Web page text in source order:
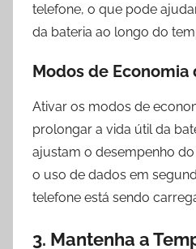
telefone, o que pode
da bateria ao longo do
Modos de Economia
Ativar os modos de
prolongar a vida útil da
ajustam o desempenho
o uso de dados em
telefone está sendo
3. Mantenha a